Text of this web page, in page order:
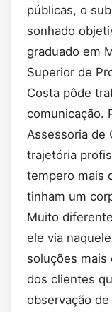
públicas, o
sonhado
graduado em
Superior de
Costa pôde
comunicação.
Assessoria de
trajetória
tempero mais
tinham um
Muito
ele via
soluções mais
dos clientes
observação